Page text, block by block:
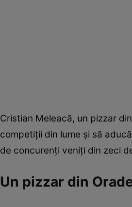
Cristian Meleacă, un pizzar
competiții din lume și să
de concurenți veniți din zeci
Un pizzar din